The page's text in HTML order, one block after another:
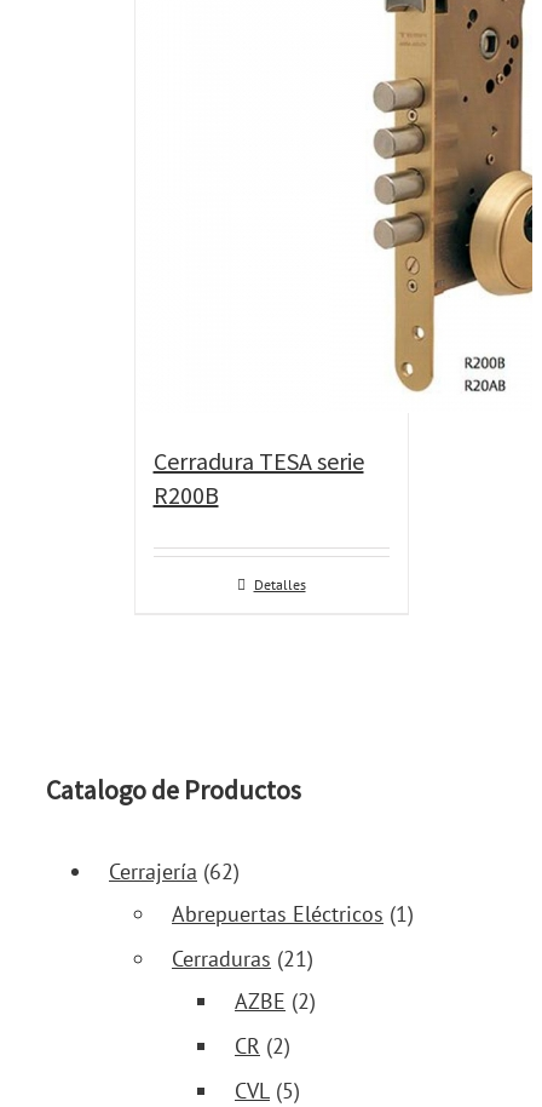
Cerradura TESA serie
R200B
Detalles
Catalogo de Productos
Cerrajería (62)
Abrepuertas Eléctricos (1)
Cerraduras (21)
AZBE (2)
CR (2)
CVL (5)